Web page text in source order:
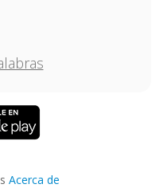
Acerca de